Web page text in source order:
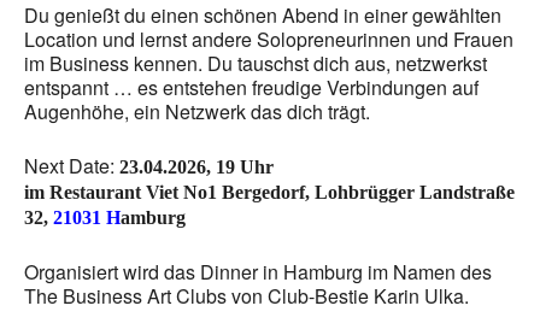
Du genießt du einen schönen Abend in einer gewählten
Location und lernst andere Solopreneurinnen und Frauen
im Business kennen. Du tauschst dich aus, netzwerkst
entspannt … es entstehen freudige Verbindungen auf
Augenhöhe, ein Netzwerk das dich trägt.
Next Date: 23.04.2026, 19 Uhr
im Restaurant Viet No1 Bergedorf, Lohbrügger Landstraße
32, 21031 Hamburg
Organisiert wird das Dinner in Hamburg im Namen des
The Business Art Clubs von Club-Bestie Karin Ulka.